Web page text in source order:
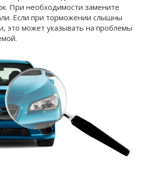
При необходимости замените
Если при торможении слышны
это может указывать на проблемы